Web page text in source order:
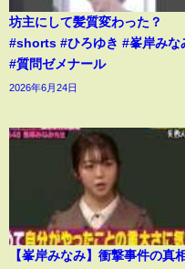
坊主にして髪質変わった？
#shorts #ひろゆき #峯岸みな
#質問ゼメナール
2026年6月24日
【峯岸みなみ】衝撃事件の真